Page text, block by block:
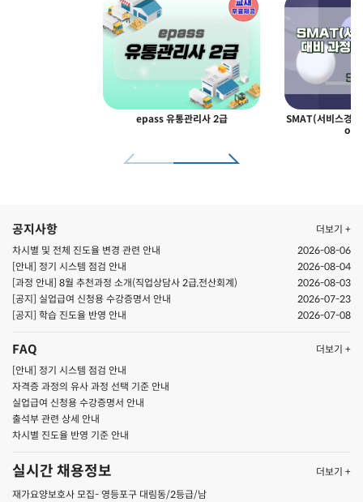
epass 유통관리사 2급
SMAT(서비스경
공지사항
더보기 +
차시별 및 전체 진도율 변경 관련 안내
2026-08-06
[안내] 정기 시스템 점검 안내
2026-08-04
[과정 안내] 8월 추천과정 소개(직업상담사 2급,전산회계)
2026-08-03
[공지] 실업급여 신청용 수강증명서 안내
2026-07-23
[공지] ​학습 진도율 반영 안내
2026-07-08
FAQ
더보기 +
[안내] 정기 시스템 점검 안내
자격증 과정의 유사 과정 선택 기준 안내
실업급여 신청용 수강증명서 안내
출석부 관련 상세 안내
차시별 진도율 반영 기준 안내
실시간 채용정보
더보기 +
재가요양보호사 모집- 영등포구 대림동/2등급/남